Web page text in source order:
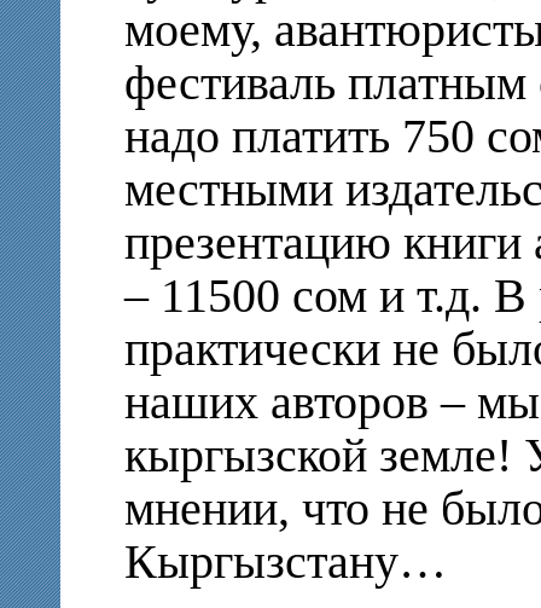
моему,
фестиваль платным
надо платить 750
местными
презентацию
– 11500 сом и т.д. В
практически не
наших авторов –
кыргызской земле!
мнении, что не
Кыргызстану…